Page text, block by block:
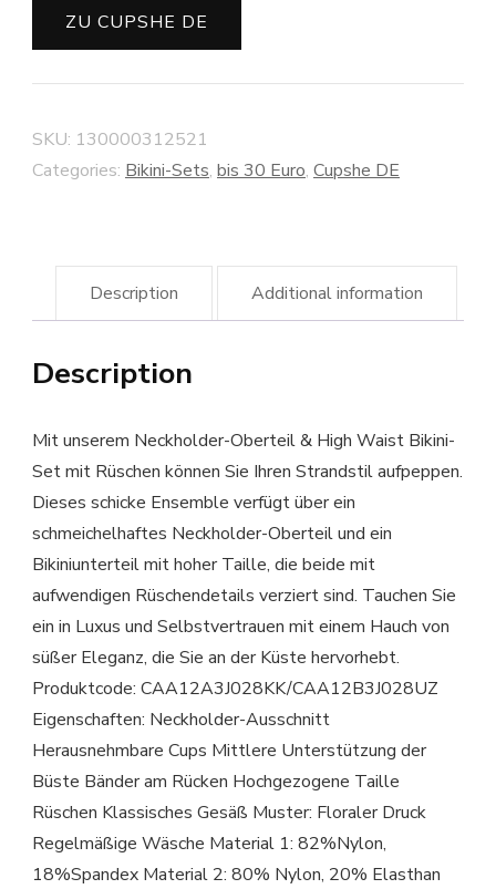
ZU CUPSHE DE
SKU: 130000312521
Categories: Bikini-Sets, bis 30 Euro, Cupshe DE
Description Additional information
Description
Mit unserem Neckholder-Oberteil & High Waist Bikini-
Set mit Rüschen können Sie Ihren Strandstil aufpeppen.
Dieses schicke Ensemble verfügt über ein
schmeichelhaftes Neckholder-Oberteil und ein
Bikiniunterteil mit hoher Taille, die beide mit
aufwendigen Rüschendetails verziert sind. Tauchen Sie
ein in Luxus und Selbstvertrauen mit einem Hauch von
süßer Eleganz, die Sie an der Küste hervorhebt.
Produktcode: CAA12A3J028KK/CAA12B3J028UZ
Eigenschaften: Neckholder-Ausschnitt
Herausnehmbare Cups Mittlere Unterstützung der
Büste Bänder am Rücken Hochgezogene Taille
Rüschen Klassisches Gesäß Muster: Floraler Druck
Regelmäßige Wäsche Material 1: 82%Nylon,
18%Spandex Material 2: 80% Nylon, 20% Elasthan